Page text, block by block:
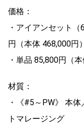
価格：
・アイアンセット
円（本体 468,000円）
・単品 85,800円（本
材質：
・《#5～PW》 本
トマレージング